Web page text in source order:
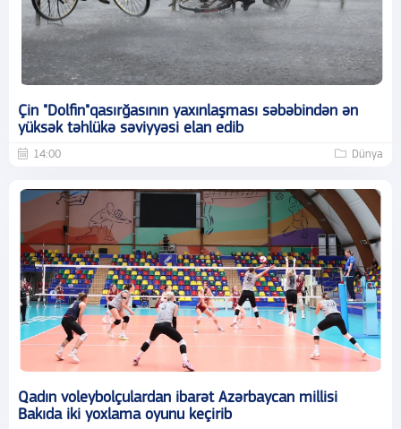
Çin "Dolfin"qasırğasının yaxınlaşması səbəbindən ən
yüksək təhlükə səviyyəsi elan edib
14:00 Dünya
Qadın voleybolçulardan ibarət Azərbaycan millisi
Bakıda iki yoxlama oyunu keçirib